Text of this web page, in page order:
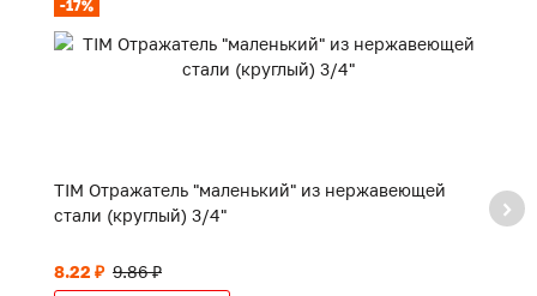
-17%
TIM Отражатель "маленький" из нержавеющей
стали (круглый) 3/4"
8.22 ₽ 9.86 ₽